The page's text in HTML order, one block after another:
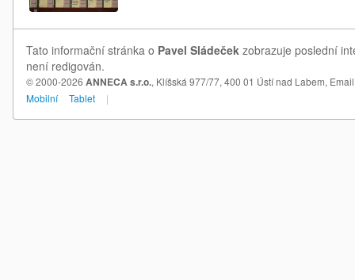
Tato informační stránka o Pavel Sládeček zobrazuje poslední
není redigován.
© 2000-2026 ANNECA s.r.o., Klíšská 977/77, 400 01 Ústí nad Labem,
Mobilní
Tablet |